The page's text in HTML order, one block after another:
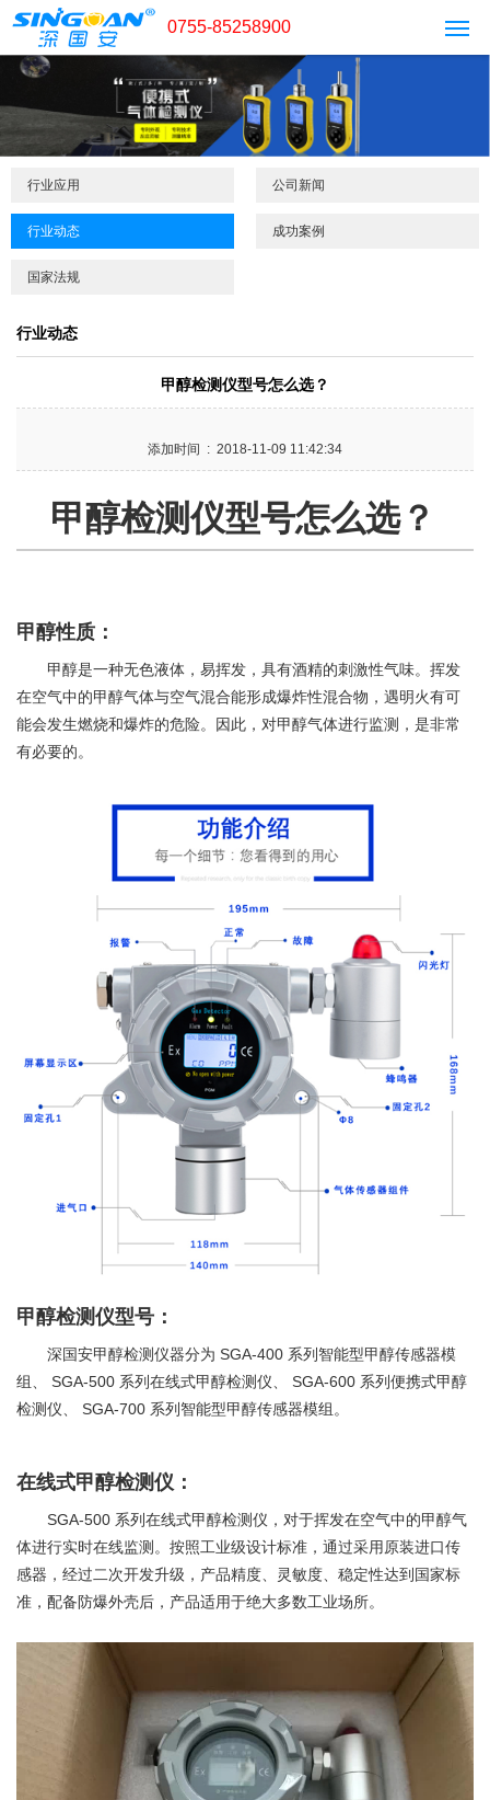
0755-85258900
行业应用 公司新闻
行业动态 成功案例
国家法规
行业动态
甲醇检测仪型号怎么选？
添加时间 : 2018-11-09 11:42:34
甲醇检测仪型号怎么选？
甲醇性质：
甲醇是一种无色液体，易挥发，具有酒精的刺激性气味。挥发
在空气中的甲醇气体与空气混合能形成爆炸性混合物，遇明火有可
能会发生燃烧和爆炸的危险。因此，对甲醇气体进行监测，是非常
有必要的。
甲醇检测仪型号：
深国安甲醇检测仪器分为 SGA-400 系列智能型甲醇传感器模
组、
SGA-500 系列在线式甲醇检测仪、 SGA-600 系列便携式甲醇
检测仪、
SGA-700 系列智能型甲醇传感器模组。
在线式甲醇检测仪：
SGA-500 系列在线式甲醇检测仪，对于挥发在空气中的甲醇气
体进行实时在线监测。按照工业级设计标准，通过采用原装进口传
感器，经过二次开发升级，产品精度、灵敏度、稳定性达到国家标
准，配备防爆外壳后，产品适用于绝大多数工业场所。